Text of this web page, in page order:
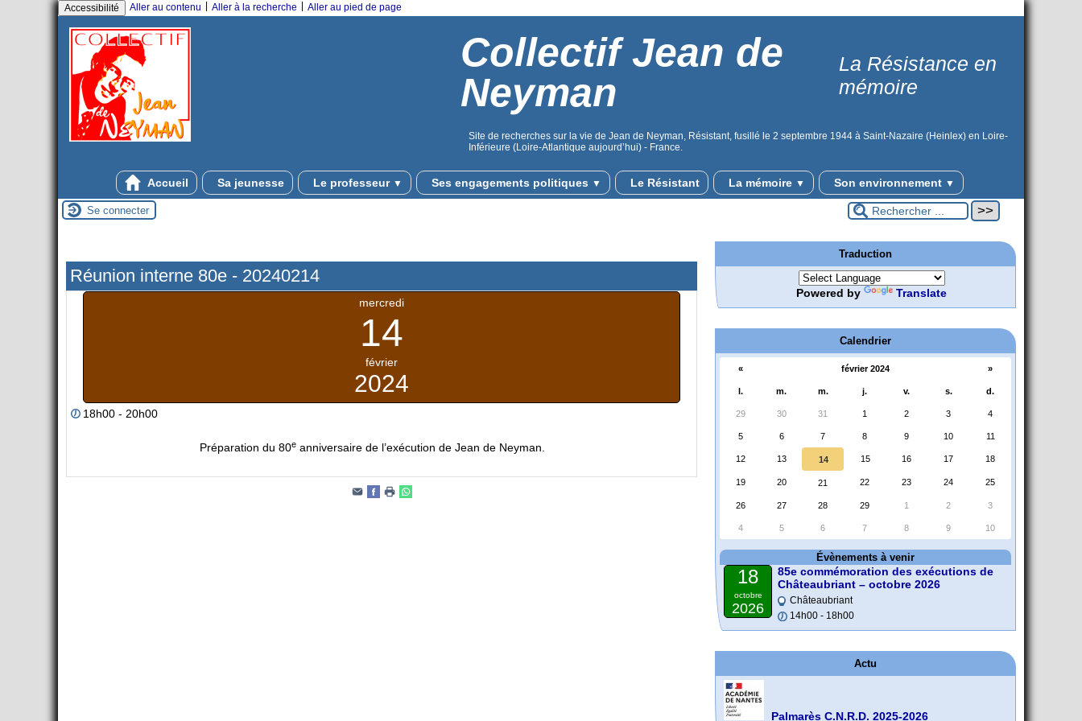
Accessibilité Aller au contenu Aller à la recherche Aller au pied de page
Collectif Jean de
Neyman
La Résistance en
mémoire
Site de recherches sur la vie de Jean de Neyman, Résistant, fusillé le 2 septembre 1944 à Saint-Nazaire (Heinlex) en Loire-
Inférieure (Loire-Atlantique aujourd’hui) - France.
Accueil Sa jeunesse Le professeur ▼ Ses engagements politiques ▼ Le Résistant La mémoire ▼ Son environnement ▼
Se connecter
Réunion interne 80e - 20240214
mercredi
14
février
2024
18h00 - 20h00
Préparation du 80e anniversaire de l’exécution de Jean de Neyman.
Traduction
Powered by Translate
Calendrier
« février 2024 »
l. m. m. j. v. s. d.
29 30 31 1 2 3 4
5 6 7 8 9 10 11
12 13 14 15 16 17 18
19 20 21 22 23 24 25
26 27 28 29 1 2 3
4 5 6 7 8 9 10
Évènements à venir
18
octobre
2026
85e commémoration des exécutions de
Châteaubriant – octobre 2026
Châteaubriant
14h00 - 18h00
Actu
Palmarès C.N.R.D. 2025-2026